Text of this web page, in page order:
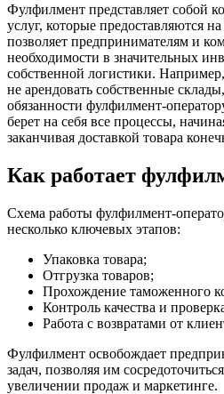
Фулфилмент представляет собой
услуг, которые предоставляются
позволяет предпринимателям и
необходимости в значительных
собственной логистики.
не арендовать собственные
обязанности фулфилмент-
берет на себя все процессы,
заканчивая доставкой товара
Как работает
Схема работы фулфилмент-
несколько ключевых этапов:
Упаковка товара;
Отгрузка товаров;
Прохождение таможенного
Контроль качества и
Работа с возвратами от
Фулфилмент освобождает
задач, позволяя им
увеличении продаж и маркетинге.